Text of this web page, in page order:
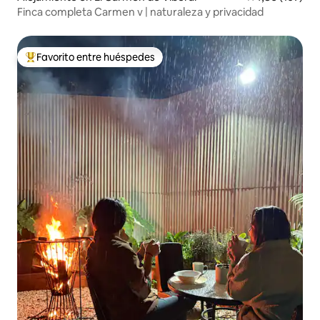
Finca completa Carmen v | naturaleza y privacidad
Favorito entre los huéspedes más destacados
Favorito entre huéspedes